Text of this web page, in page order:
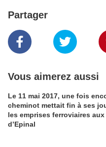
Partager
Vous aimerez aussi
Le 11 mai 2017, une fois
cheminot mettait fin à ses
les emprises ferroviaires
d’Epinal